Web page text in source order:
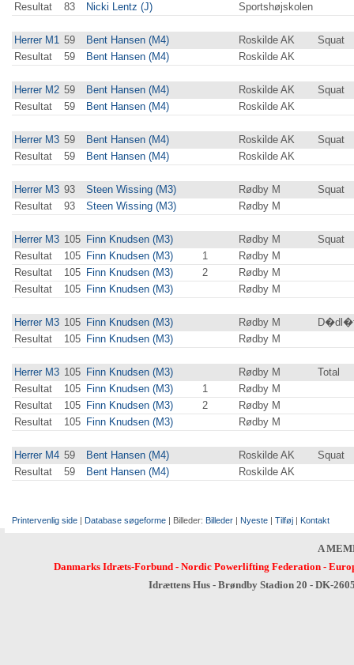
Resultat
83 Nicki Lentz (J) Sportshøjskolen
Herrer M1 59 Bent Hansen (M4) Roskilde AK
Squat
Resultat
59 Bent Hansen (M4) Roskilde AK
Herrer M2 59 Bent Hansen (M4) Roskilde AK
Squat
Resultat
59 Bent Hansen (M4) Roskilde AK
Herrer M3 59 Bent Hansen (M4) Roskilde AK
Squat
Resultat
59 Bent Hansen (M4) Roskilde AK
Herrer M3 93 Steen Wissing (M3) Rødby M
Squat
Resultat
93 Steen Wissing (M3) Rødby M
Herrer M3 105 Finn Knudsen (M3) Rødby M
Squat
Resultat
105 Finn Knudsen (M3) 1
Rødby M
Resultat
105 Finn Knudsen (M3) 2
Rødby M
Resultat
105 Finn Knudsen (M3) Rødby M
Herrer M3 105 Finn Knudsen (M3) Rødby M
Resultat
105 Finn Knudsen (M3) Rødby M
Herrer M3 105 Finn Knudsen (M3) Rødby M
Total
Resultat
105 Finn Knudsen (M3) 1
Rødby M
Resultat
105 Finn Knudsen (M3) 2
Rødby M
Resultat
105 Finn Knudsen (M3) Rødby M
Herrer M4 59 Bent Hansen (M4) Roskilde AK
Squat
Resultat
59 Bent Hansen (M4) Roskilde AK
Printervenlig side | Database søgeforme | Billeder: Billeder | Nyeste | Tilføj | Kontakt
A
Danmarks Idræts-Forbund- Nordic Powerlifting Federation-
Idrættens Hus - Brøndby Stadion 20 - DK-